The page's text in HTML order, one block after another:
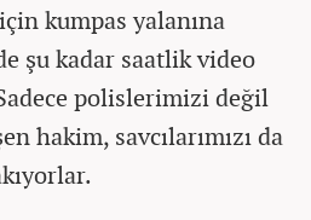
kumpas yalanına
şu kadar saatlik video
polislerimizi değil
hakim, savcılarımızı da